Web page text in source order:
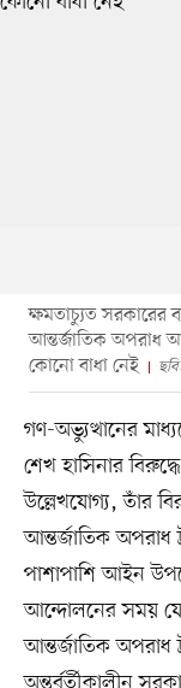
ক্ষমতাচ্যুত সরকারের
আন্তর্জাতিক অপরাধ
কোনো বাধা নেই
গণ-অভ্যুত্থানের
শেখ হাসিনার
উল্লেখযোগ্য, তাঁর
আন্তর্জাতিক অপরাধ
পাশাপাশি আইন
আন্দোলনের সময়
আন্তর্জাতিক অপরাধ